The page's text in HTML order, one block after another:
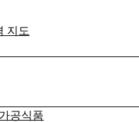
지도
가공식품